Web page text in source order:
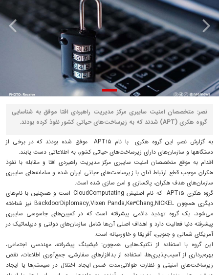
نصر: متخصصان امنیت سایبری مرکز مدیریت راهبردی افتا موفق به شناسایی
گروه هکری (APT) شدند که به زیرساخت‌های حیاتی کشور نفوذ کرده بودند.
به گزارش نصر، این گروه هکری با نام‌ APT۱۵ موفق شده بودند که در برخی از
دستگاهها و سازمان‌های دارای زیرساخت‌های حیاتی کشور، به اطلاعاتی دست یابند.
اقدام به موقع متخصصان امنیت سایبری مرکز مدیریت راهبردی افتا و مقابله با نفوذ
هکران موجب قطع ارتباط آنان با زیرساخت‌های حیاتی ایران شده و سامانه‌های سایبری
سازمان‌های هدف هکران، پاکسازی و امن سازی شده است.
گروه‌ هکری APT۱۵ که نام اصلیش CloudComputating است و همچنین با نام‌های
دیگری همچون BackdoorDiplomacy,Vixen Panda,Ke۳Chang,NICKEL نیز شناخته
می‌شود، یک گروه تهدید دائمی پیشرفته است که در کمپین‌های جاسوسی سایبری
پیشرفته دنیا فعالیت دارد و اهداف اصلی آن‌ها شامل سازمان‌های دولتی و دیپلماتیک در
آمریکای شمالی و جنوبی، آفریقا و خاورمیانه است.
این گروه با استفاده از تکنیک‌هایی همچون: فیشینگ پیشرفته، مهندسی اجتماعی،
بهره‌برداری از آسیب‌پذیری‌ها، استفاده از بدافزارهای سفارشی، جمع‌آوری اطلاعات، نقض
زیرساخت‌های امنیتی و نظارت طولانی‌مدت ضمن ایجاد اختلال در سیستم‌ها یا ایجاد